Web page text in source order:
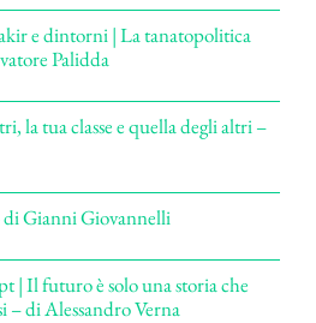
e dintorni | La tanatopolitica
Palidda
la tua classe e quella degli altri –
Gianni Giovannelli
| Il futuro è solo una storia che
– di Alessandro Verna